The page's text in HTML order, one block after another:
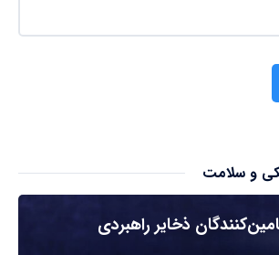
و سلامت
ذخایر راهبردی